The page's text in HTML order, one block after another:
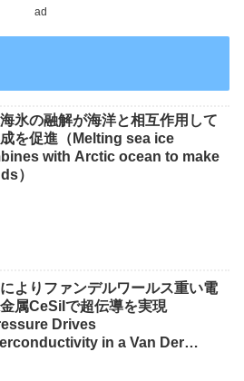
ad
氷の融解が海洋と相互作用して
を促進（Melting sea ice
with Arctic ocean to make
）
よりファンデルワールス重い電
属CeSiIで超伝導を実現
Drives
in a Van Der